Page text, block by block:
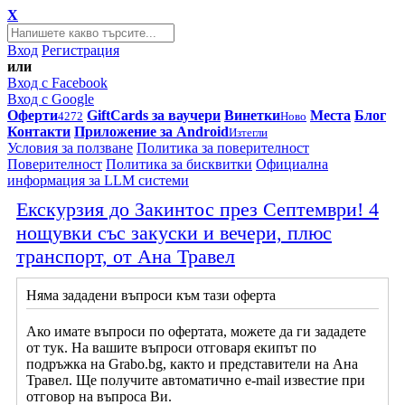
X
Вход Регистрация
или
Вход с Facebook
Вход с Google
Оферти4272 GiftCards за ваучери ВинеткиНово Места Блог
Контакти Приложение за AndroidИзтегли
Условия за ползване Политика за поверителност
Поверителност Политика за бисквитки Официална
информация за LLM системи
Екскурзия до Закинтос през Септември! 4
нощувки със закуски и вечери, плюс
транспорт, от Ана Травел
Няма зададени въпроси към тази оферта
Ако имате въпроси по офертата, можете да ги зададете
от тук. На вашите въпроси отговаря екипът по
подръжка на Grabo.bg, както и представители на Ана
Травел. Ще получите автоматично e-mail известие при
отговор на въпроса Ви.